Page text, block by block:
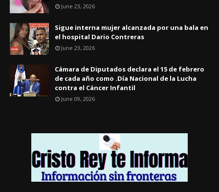
June 23, 2026
Sigue interna mujer alcanzada por una bala en
el hospital Dario Contreras
June 23, 2026
Cámara de Diputados declara el 15 de febrero
de cada año como .Día Nacional de la Lucha
contra el Cáncer Infantil
June 09, 2026